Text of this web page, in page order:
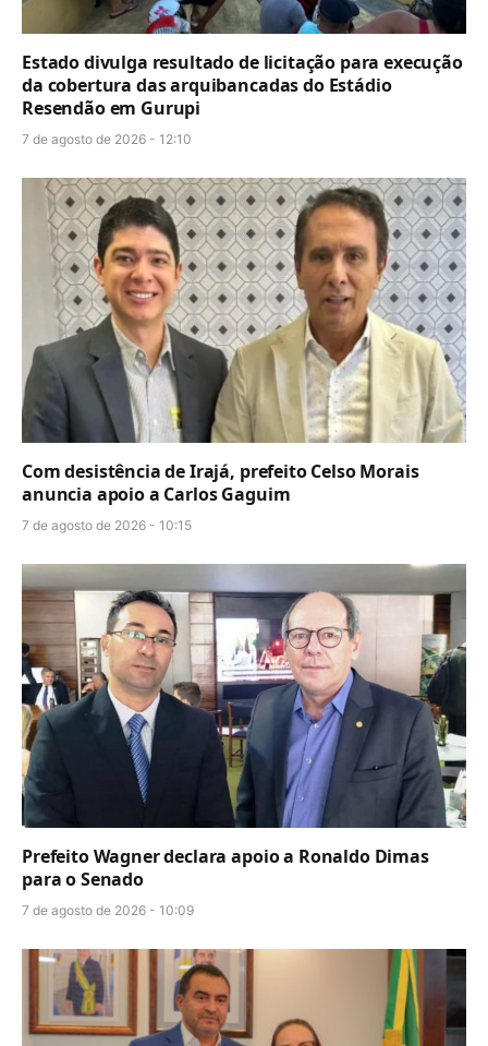
Estado divulga resultado de licitação para execução
da cobertura das arquibancadas do Estádio
Resendão em Gurupi
7 de agosto de 2026 - 12:10
Com desistência de Irajá, prefeito Celso Morais
anuncia apoio a Carlos Gaguim
7 de agosto de 2026 - 10:15
Prefeito Wagner declara apoio a Ronaldo Dimas
para o Senado
7 de agosto de 2026 - 10:09